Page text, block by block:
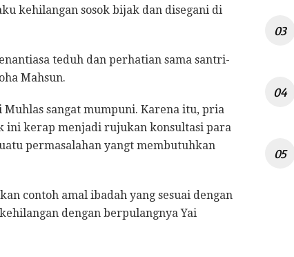
kehilangan sosok bijak dan disegani di
teduh dan perhatian sama santri-
Mahsun.
sangat mumpuni. Karena itu, pria
ini kerap menjadi rujukan konsultasi para
permasalahan yangt membutuhkan
contoh amal ibadah yang sesuai dengan
dengan berpulangnya Yai